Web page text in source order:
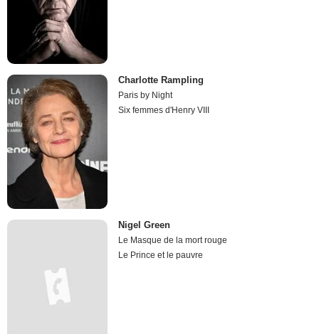
Charlotte Rampling
Paris by Night
Six femmes d'Henry VIII
Nigel Green
Le Masque de la mort rouge
Le Prince et le pauvre